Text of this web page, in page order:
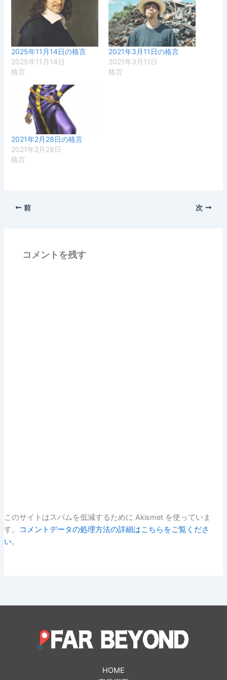
2025年11月14日の格言
2025年11月14日
格言
2021年3月11日の格言
2021年3月11日
格言
2021年2月28日の格言
2021年2月28日
格言
前 次
コメントを残す
このサイトはスパムを低減するために Akismet を使っていま
す。
コメントデータの処理方法の詳細はこちらをご覧くださ
い。
HOME